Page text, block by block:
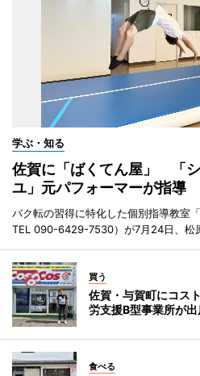
学ぶ・知る
佐賀に「ばくてん屋」 「
ユ」元パフォーマーが指導
バク転の習得に特化した個別指導教室
TEL 090-6429-7530）が7月24日、松
買う
佐賀・与賀町にコス
労支援B型事業所が出
食べる